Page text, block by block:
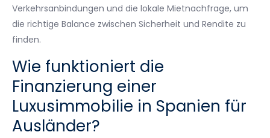
Verkehrsanbindungen und die lokale Mietnachfrage, um
die richtige Balance zwischen Sicherheit und Rendite zu
finden.
Wie funktioniert die
Finanzierung einer
Luxusimmobilie in Spanien für
Ausländer?